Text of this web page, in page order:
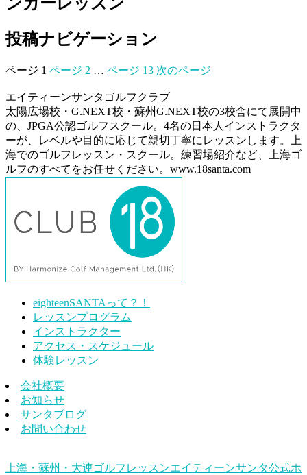
ンカーレッスン
投稿ナビゲーション
ページ 1 ページ 2 … ページ 13 次のページ
エイティーンサンタゴルフクラブ
太陽広場校・G.NEXT校・蘇州G.NEXT校の3校舎にて展開中
の、JPGA公認ゴルフスクール。4名の日本人インストラクタ
ーが、レベルや目的に応じて親切丁寧にレッスンします。上
海でのゴルフレッスン・スクール。練習場紹介など、上海ゴ
ルフのすべてをお任せください。www.18santa.com
eighteenSANTAって？！
レッスンプログラム
インストラクター
アクセス・スケジュール
体験レッスン
会社概要
お知らせ
サンタブログ
お問い合わせ
上海・蘇州・大連ゴルフレッスンエイティーンサンタ公式ホ